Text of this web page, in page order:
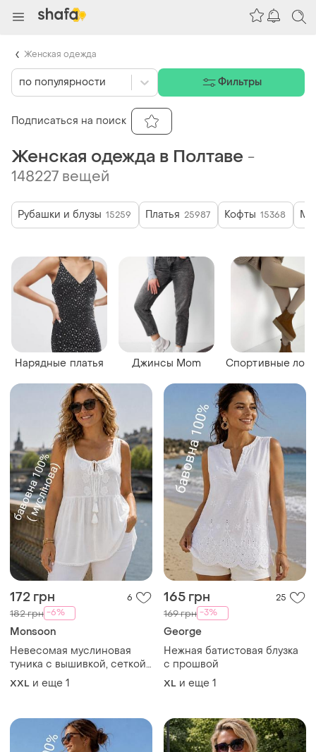
Женская одежда в Полтаве -
148227 вещей
172 грн 6
182 грн -6%
Monsoon
Невесомая муслиновая
туника с вышивкой, сеткой,
батал
XXL и еще 1
165 грн 25
169 грн -3%
George
Нежная батистовая блузка
с прошвой
XL и еще 1
Рубашки и блузы 15259 Платья 25987 Кофты 15368
Нарядные платья Джинсы Mom Спортивные
по популярности Фильтры
Подписаться на поиск
Женская одежда